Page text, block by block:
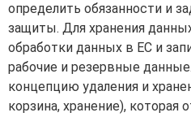
определить обязанности и
защиты. Для хранения
обработки данных в ЕС и
рабочие и резервные
концепцию удаления и
корзина, хранение), которая